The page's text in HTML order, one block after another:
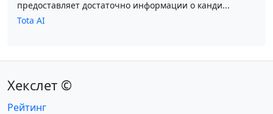
предоставляет достаточно информации о канди...
Tota AI
Хекслет ©
Рейтинг